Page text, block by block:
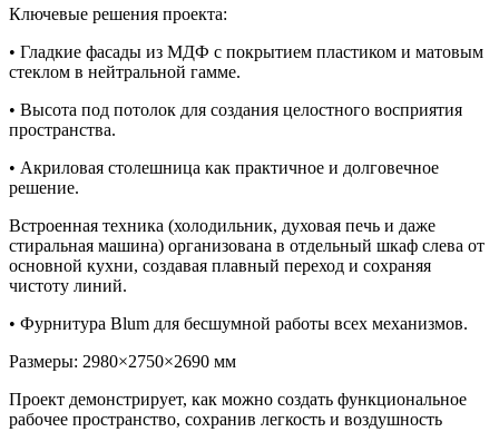
Ключевые решения проекта:
• Гладкие фасады из МДФ с покрытием пластиком и матовым
стеклом в нейтральной гамме.
• Высота под потолок для создания целостного восприятия
пространства.
• Акриловая столешница как практичное и долговечное
решение.
Встроенная техника (холодильник, духовая печь и даже
стиральная машина) организована в отдельный шкаф слева от
основной кухни, создавая плавный переход и сохраняя
чистоту линий.
• Фурнитура Blum для бесшумной работы всех механизмов.
Размеры: 2980×2750×2690 мм
Проект демонстрирует, как можно создать функциональное
рабочее пространство, сохранив легкость и воздушность